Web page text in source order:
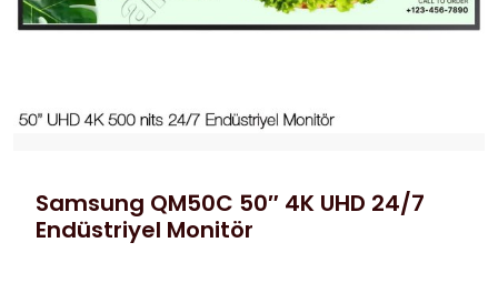
Samsung QM50C 50″ 4K UHD 24/7
Endüstriyel Monitör